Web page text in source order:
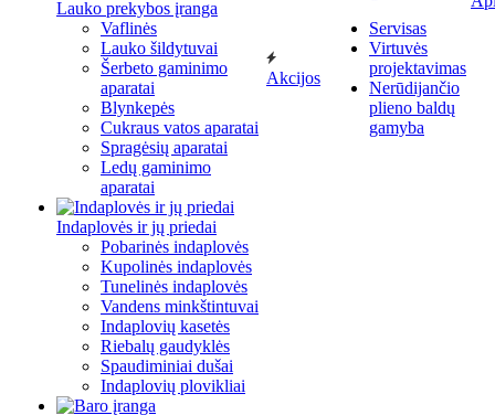
Lauko prekybos įranga
Vaflinės
Lauko šildytuvai
Šerbeto gaminimo
aparatai
Blynkepės
Cukraus vatos aparatai
Spragėsių aparatai
Ledų gaminimo
aparatai
Indaplovės ir jų priedai
Pobarinės indaplovės
Kupolinės indaplovės
Tunelinės indaplovės
Vandens minkštintuvai
Indaplovių kasetės
Riebalų gaudyklės
Spaudiminiai dušai
Indaplovių plovikliai
Akcijos
Servisas
Virtuvės
projektavimas
Nerūdijančio
plieno baldų
gamyba